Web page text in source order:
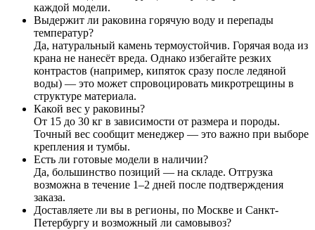
каждой модели.
Выдержит ли раковина горячую воду и перепады
температур?
Да, натуральный камень термоустойчив. Горячая вода из
крана не нанесёт вреда. Однако избегайте резких
контрастов (например, кипяток сразу после ледяной
воды) — это может спровоцировать микротрещины в
структуре материала.
Какой вес у раковины?
От 15 до 30 кг в зависимости от размера и породы.
Точный вес сообщит менеджер — это важно при выборе
крепления и тумбы.
Есть ли готовые модели в наличии?
Да, большинство позиций — на складе. Отгрузка
возможна в течение 1–2 дней после подтверждения
заказа.
Доставляете ли вы в регионы, по Москве и Санкт-
Петербургу и возможный ли самовывоз?